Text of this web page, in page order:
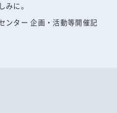
に。
ンター 企画・活動等開催記